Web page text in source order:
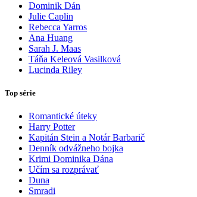
Dominik Dán
Julie Caplin
Rebecca Yarros
Ana Huang
Sarah J. Maas
Táňa Keleová Vasilková
Lucinda Riley
Top série
Romantické úteky
Harry Potter
Kapitán Stein a Notár Barbarič
Denník odvážneho bojka
Krimi Dominika Dána
Učím sa rozprávať
Duna
Smradi